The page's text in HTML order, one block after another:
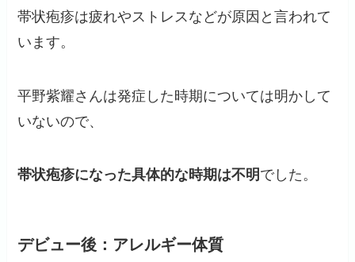
帯状疱疹は疲れやストレスなどが原因と言われて
います。
平野紫耀さんは発症した時期については明かして
いないので、
帯状疱疹になった具体的な時期は不明 でした。
デビュー後：アレルギー体質